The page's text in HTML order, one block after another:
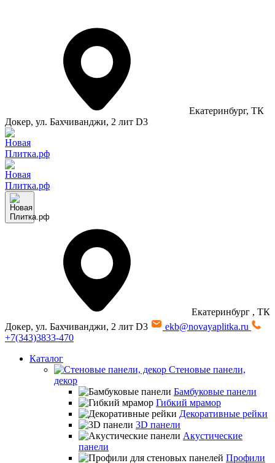
Екатеринбург, ТК
Докер, ул. Бахчиванджи, 2 лит D3
Екатеринбург , ТК
Докер, ул. Бахчиванджи, 2 лит D3
ekb@novayaplitka.ru
+7(343)3833-470
Каталог
Стеновые панели,
декор
Бамбуковые панели
Гибкий мрамор
Декоративные рейки
3D панели
Акустические
панели
Профили